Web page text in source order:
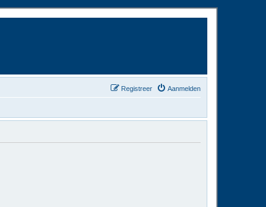
Aanmelden
Registreer